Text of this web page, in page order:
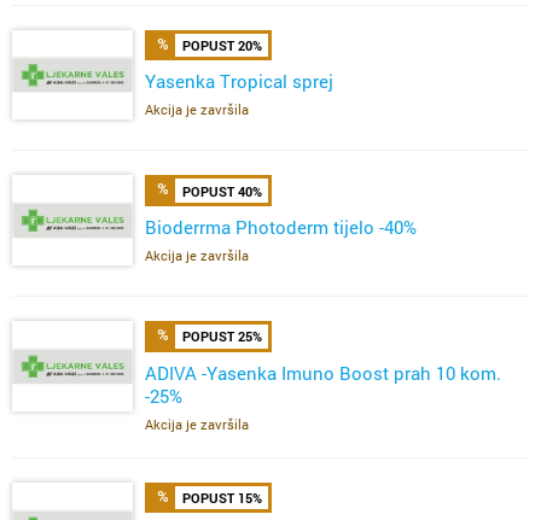
POPUST 20%
Yasenka Tropical sprej
Akcija je završila
POPUST 40%
Bioderrma Photoderm tijelo -40%
Akcija je završila
POPUST 25%
ADIVA -Yasenka Imuno Boost prah 10 kom.
-25%
Akcija je završila
POPUST 15%